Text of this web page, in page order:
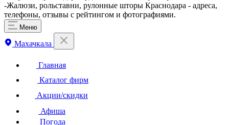
-Жалюзи, рольставни, рулонные шторы Краснодара - адреса,
телефоны, отзывы с рейтингом и фотографиями.
Меню
Махачкала
Главная
Каталог фирм
Акции/скидки
Афиша
Погода